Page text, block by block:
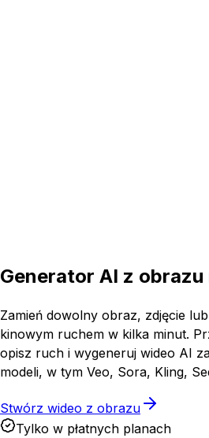
Generator AI z obrazu
Zamień dowolny obraz, zdjęcie
kinowym ruchem w kilka minut.
opisz ruch i wygeneruj wideo AI
modeli, w tym Veo, Sora, Kling,
Stwórz wideo z obrazu
Tylko w płatnych planach